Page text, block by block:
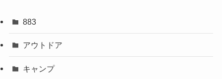
883
アウトドア
キャンプ